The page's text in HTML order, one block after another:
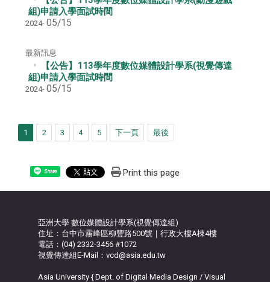
組)申請入學面試時間
2024- 05/15
最新訊息
【公告】113學年度數位媒體設計學系(視覺傳達
組)申請入學面試時間
2024- 05/15
1 2 3 4 5 下一頁 最後
Share Print this page
亞洲大學 數位媒體設計學系(視覺傳達組)
住址：台中市霧峰區柳豐路500號｜行政大樓A棟4樓
電話：(04) 2332-3456 #1072
視覺傳達組E-Mail：vcd@asia.edu.tw
Asia University { Dept. of Digital Media Design / Visual